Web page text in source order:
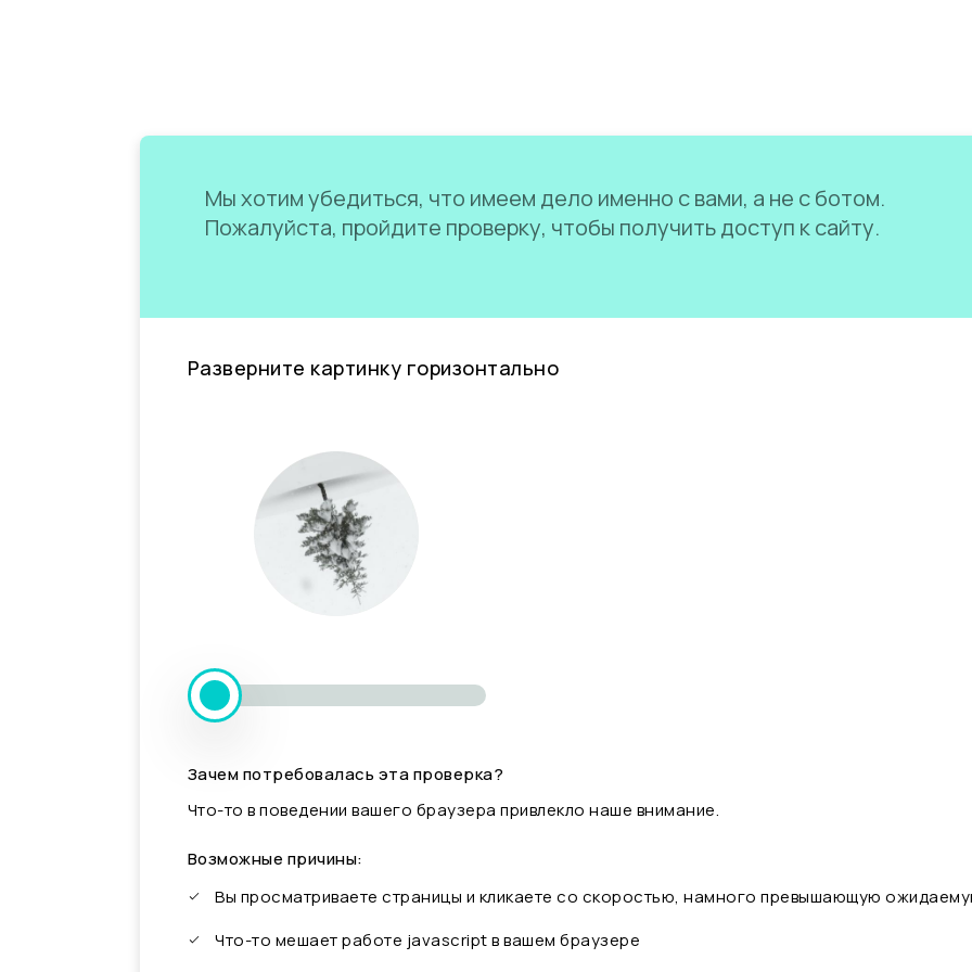
Мы хотим убедиться, что имеем дело именно с вами, а не с ботом.
Пожалуйста, пройдите проверку, чтобы получить доступ к сайту.
Разверните картинку горизонтально
Зачем потребовалась эта проверка?
Что-то в поведении вашего браузера привлекло наше внимание.
Возможные причины:
Вы просматриваете страницы и кликаете со скоростью, намного превышающую
Что-то мешает работе javascript в вашем браузере